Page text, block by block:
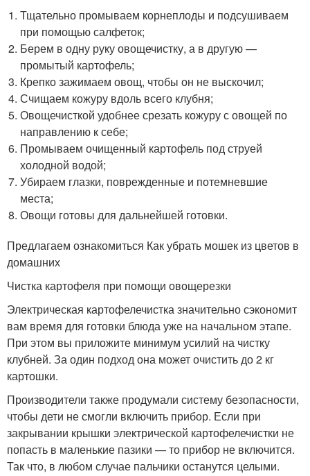
Тщательно промываем корнеплоды и подсушиваем
при помощью салфеток;
Берем в одну руку овощечистку, а в другую —
промытый картофель;
Крепко зажимаем овощ, чтобы он не выскочил;
Счищаем кожуру вдоль всего клубня;
Овощечисткой удобнее срезать кожуру с овощей по
направлению к себе;
Промываем очищенный картофель под струей
холодной водой;
Убираем глазки, поврежденные и потемневшие
места;
Овощи готовы для дальнейшей готовки.
Предлагаем ознакомиться Как убрать мошек из цветов в
домашних
Чистка картофеля при помощи овощерезки
Электрическая картофелечистка значительно сэкономит
вам время для готовки блюда уже на начальном этапе.
При этом вы приложите минимум усилий на чистку
клубней. За один подход она может очистить до 2 кг
картошки.
Производители также продумали систему безопасности,
чтобы дети не смогли включить прибор. Если при
закрывании крышки электрической картофелечистки не
попасть в маленькие пазики — то прибор не включится.
Так что, в любом случае пальчики останутся целыми.